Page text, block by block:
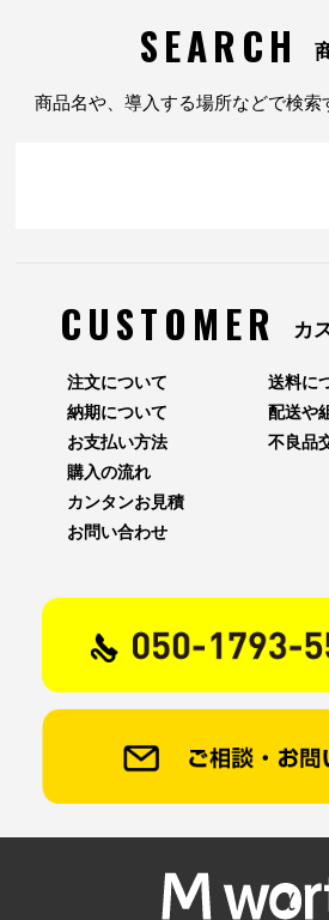
SEARCH
商品名や、導入する場所などで検索
CUSTOMER カ
注文について
納期について
お支払い方法
送料に
配送や
不良品
購入の流れ
カンタンお見積
お問い合わせ